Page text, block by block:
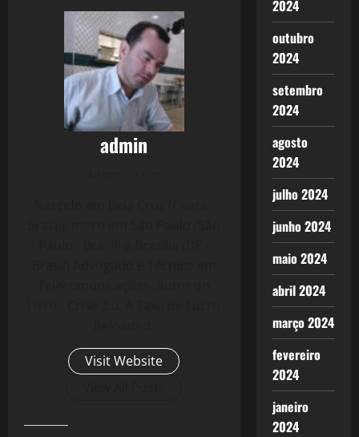
admin
Visit Website
2024
outubro
2024
setembro
2024
agosto
2024
julho 2024
junho 2024
maio 2024
abril 2024
março 2024
fevereiro
2024
janeiro
2024